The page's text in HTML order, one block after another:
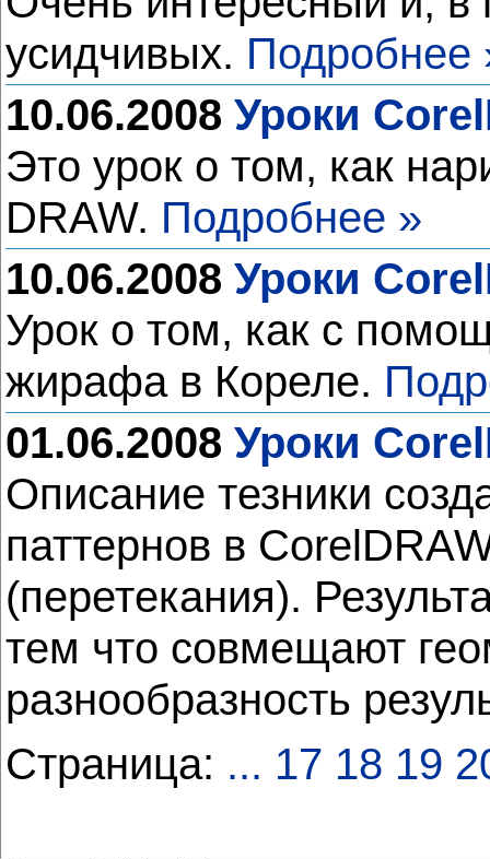
усидчивых. Подробнее
10.06.2008 Уроки
Это урок о том, как
DRAW. Подробнее »
10.06.2008 Уроки
Урок о том, как с
жирафа в Кореле.
01.06.2008 Уроки
Описание тезники
паттернов в
(перетекания).
тем что совмещают
разнообразность
Страница: ... 17 18 19